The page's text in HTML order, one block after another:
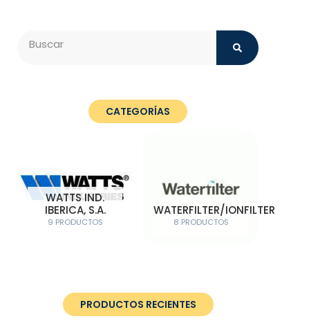
CATEGORÍAS
WATTS IND.
IBERICA, S.A.
9 PRODUCTOS
WATERFILTER/IONFILTER
8 PRODUCTOS
PRODUCTOS RECIENTES